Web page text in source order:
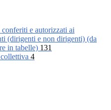
e autorizzati ai
(dirigenti e non dirigenti) (da
in tabelle) 131
4